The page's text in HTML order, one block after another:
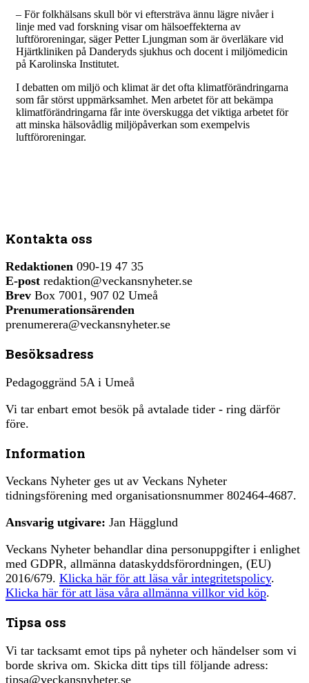
– För folkhälsans skull bör vi eftersträva ännu lägre nivåer i
linje med vad forskning visar om hälsoeffekterna av
luftföroreningar, säger Petter Ljungman som är överläkare vid
Hjärtkliniken på Danderyds sjukhus och docent i miljömedicin
på Karolinska Institutet.
I debatten om miljö och klimat är det ofta klimatförändringarna
som får störst uppmärksamhet. Men arbetet för att bekämpa
klimatförändringarna får inte överskugga det viktiga arbetet för
att minska hälsovådlig miljöpåverkan som exempelvis
luftföroreningar.
Kontakta oss
Redaktionen 090-19 47 35
E-post redaktion@veckansnyheter.se
Brev Box 7001, 907 02 Umeå
Prenumerationsärenden
prenumerera@veckansnyheter.se
Besöksadress
Pedagoggränd 5A i Umeå
Vi tar enbart emot besök på avtalade tider - ring därför
före.
Information
Veckans Nyheter ges ut av Veckans Nyheter
tidningsförening med organisationsnummer 802464-4687.
Ansvarig utgivare: Jan Hägglund
Veckans Nyheter behandlar dina personuppgifter i enlighet
med GDPR, allmänna dataskyddsförordningen, (EU)
2016/679. Klicka här för att läsa vår integritetspolicy.
Klicka här för att läsa våra allmänna villkor vid köp.
Tipsa oss
Vi tar tacksamt emot tips på nyheter och händelser som vi
borde skriva om. Skicka ditt tips till följande adress:
tipsa@veckansnyheter.se